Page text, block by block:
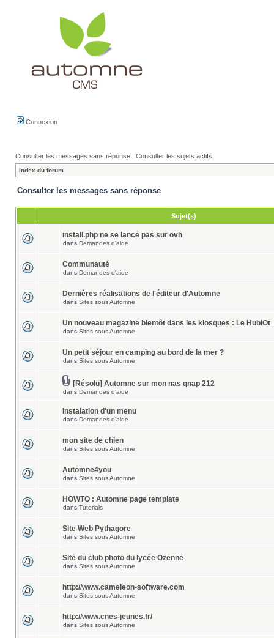
Connexion
Consulter les messages sans réponse | Consulter les sujets actifs
Index du forum
Consulter les messages sans réponse
Sujet(s)
install.php ne se lance pas sur ovh
dans Demandes d'aide
Communauté
dans Demandes d'aide
Dernières réalisations de l'éditeur d'Automne
dans Sites sous Automne
Un nouveau magazine bientôt dans les kiosques : Le HublOt
dans Sites sous Automne
Un petit séjour en camping au bord de la mer ?
dans Sites sous Automne
[Résolu] Automne sur mon nas qnap 212
dans Demandes d'aide
instalation d'un menu
dans Demandes d'aide
mon site de chien
dans Sites sous Automne
Automne4you
dans Sites sous Automne
HOWTO : Automne page template
dans Tutorials
Site Web Pythagore
dans Sites sous Automne
Site du club photo du lycée Ozenne
dans Sites sous Automne
http://www.cameleon-software.com
dans Sites sous Automne
http://www.cnes-jeunes.fr/
dans Sites sous Automne